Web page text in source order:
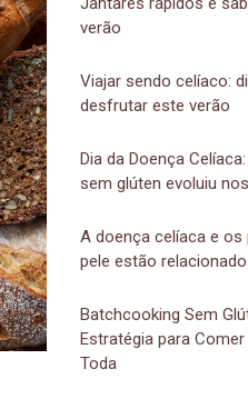
verão
Viajar sendo celíaco:
desfrutar este verão
Dia da Doença
sem glúten evoluiu
A doença celíaca e os
pele estão
Batchcooking Sem
Estratégia para
Toda